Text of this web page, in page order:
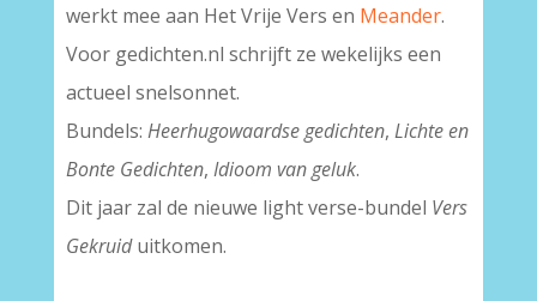
werkt mee aan Het Vrije Vers en Meander.
Voor gedichten.nl schrijft ze wekelijks een
actueel snelsonnet.
Bundels: Heerhugowaardse gedichten, Lichte en
Bonte Gedichten, Idioom van geluk.
Dit jaar zal de nieuwe light verse-bundel Vers
Gekruiduitkomen.